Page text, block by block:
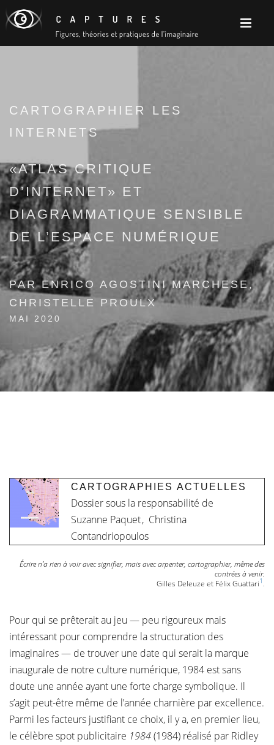
CARTOGRAPHIER LES
INTERNETS
«ATLAS CRITIQUE
D’INTERNET» ET
DIAGRAMMATIQUE SENSIBLE
DE L’ESPACE NUMÉRIQUE
PAR ENRICO AGOSTINI MARCHESE,
CHRISTELLE PROULX
MAI 2020
CARTOGRAPHIES ACTUELLES
Dossier sous la responsabilité de
Suzanne Paquet, Christina
Contandriopoulos
Écrire n’a rien à voir avec signifier, mais avec arpenter, cartographier, même des
contrées à venir.
Gilles Deleuze et Félix Guattari1 .
Pour qui se prêterait au jeu — peu rigoureux mais
intéressant pour comprendre la structuration des
imaginaires — de trouver une date qui serait la marque
inaugurale de notre culture numérique, 1984 est sans
doute une année ayant une forte charge symbolique. Il
s’agit peut-être même de l’année charnière par excellence.
Parmi les facteurs justifiant ce choix, il y a, en premier lieu,
le célèbre spot publicitaire 1984(1984) réalisé par Ridley